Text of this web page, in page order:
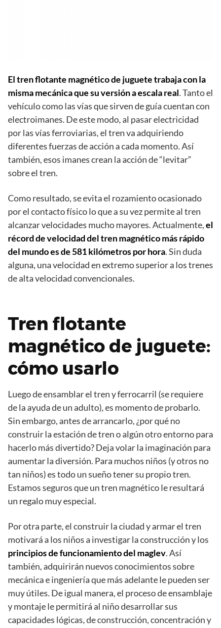
El tren flotante magnético de juguete trabaja con la
misma mecánica que su versión a escala real. Tanto el
vehículo como las vías que sirven de guía cuentan con
electroimanes. De este modo, al pasar electricidad
por las vías ferroviarias, el tren va adquiriendo
diferentes fuerzas de acción a cada momento. Así
también, esos imanes crean la acción de “levitar”
sobre el tren.
Como resultado, se evita el rozamiento ocasionado
por el contacto físico lo que a su vez permite al tren
alcanzar velocidades mucho mayores. Actualmente,el
récord de velocidad del tren magnético más rápido
del mundo es de 581 kilómetros por hora. Sin duda
alguna, una velocidad en extremo superior a los trenes
de alta velocidad convencionales.
Tren flotante
magnético de juguete:
cómo usarlo
Luego de ensamblar el tren y ferrocarril (se requiere
de la ayuda de un adulto), es momento de probarlo.
Sin embargo, antes de arrancarlo, ¿por qué no
construir la estación de tren o algún otro entorno para
hacerlo más divertido? Deja volar la imaginación para
aumentar la diversión. Para muchos niños (y otros no
tan niños) es todo un sueño tener su propio tren.
Estamos seguros que un tren magnético le resultará
un regalo muy especial.
Por otra parte, el construir la ciudad y armar el tren
motivará a los niños a investigar la construcción y los
principios de funcionamiento del maglev. Así
también, adquirirán nuevos conocimientos sobre
mecánica e ingeniería que más adelante le pueden ser
muy útiles. De igual manera, el proceso de ensamblaje
y montaje le permitirá al niño desarrollar sus
capacidades lógicas, de construcción, concentración y